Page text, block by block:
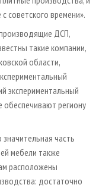
советского времени».
ДСП,
такие компании,
области,
экспериментальный
обеспечивают региону
часть
мебели также
расположены
достаточно